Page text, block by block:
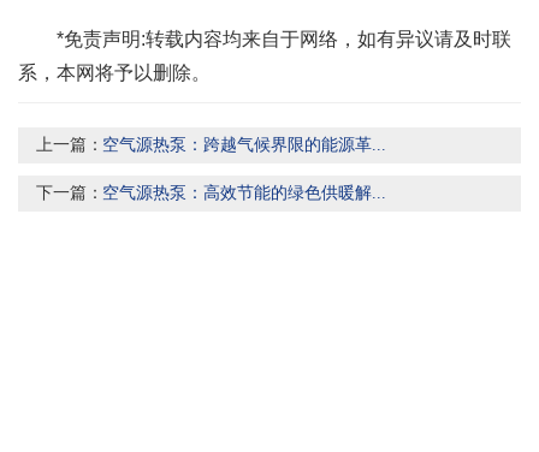
*免责声明:转载内容均来自于网络，如有异议请及时联
系，本网将予以删除。
上一篇： 空气源热泵：跨越气候界限的能源革...
下一篇： 空气源热泵：高效节能的绿色供暖解...